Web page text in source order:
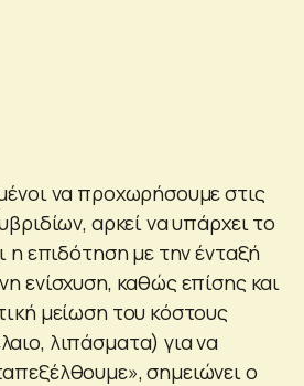
να προχωρήσουμε στις
αρκεί να υπάρχει το
η επιδότηση με την ένταξή
ενίσχυση, καθώς επίσης και
μείωση του κόστους
λιπάσματα) για να
σημειώνει ο